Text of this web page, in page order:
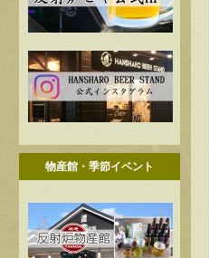
物産館・季節イベント